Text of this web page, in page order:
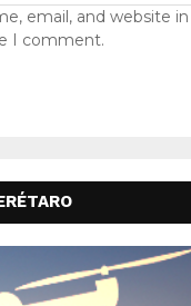
email, and website
I comment.